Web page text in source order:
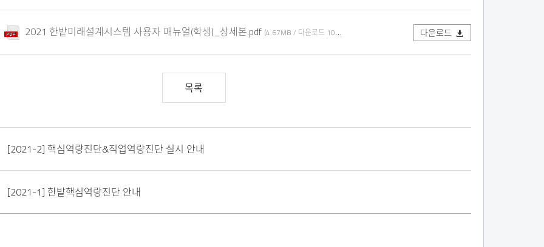
2021 한밭미래설계시스템 사용자 매뉴얼(학생)_상세본.pdf (4.67MB / 다운로드 1005회) 다운로드
목록
[2021-2] 핵심역량진단&직업역량진단 실시 안내
[2021-1] 한밭핵심역량진단 안내